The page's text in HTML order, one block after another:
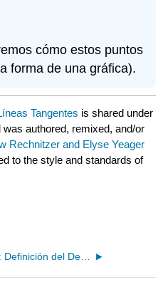
cómo estos puntos
forma de una gráfica).
Tangentes is shared under
was authored, remixed, and/or
Rechnitzer and Elyse Yeager
to the style and standards of
2.2: Definición del Derivado